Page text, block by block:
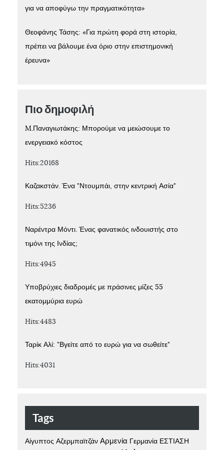
για να αποφύγω την πραγματικότητα»
Θεοφάνης Τάσης: «Για πρώτη φορά στη ιστορία,
πρέπει να βάλουμε ένα όριο στην επιστημονική
έρευνα»
Πιο δημοφιλή
M.Παναγιωτάκης: Μπορούμε να μειώσουμε το
ενεργειακό κόστος
Hits:20168
Καζακστάν. Ένα "Ντουμπάι, στην κεντρική Ασία"
Hits:5236
Ναρέντρα Μόντι. Ένας φανατικός ινδουιστής στο
τιμόνι της Ινδίας;
Hits:4945
Υποβρύχιες διαδρομές με πράσινες μίζες 55
εκατομμύρια ευρώ
Hits:4483
Ταρίκ Αλί: "Βγείτε από το ευρώ για να σωθείτε"
Hits:4031
Tags
Αίγυπτος Αζερμπαϊτζάν Αρμενία Γερμανία ΕΣΤΙΑΣΗ